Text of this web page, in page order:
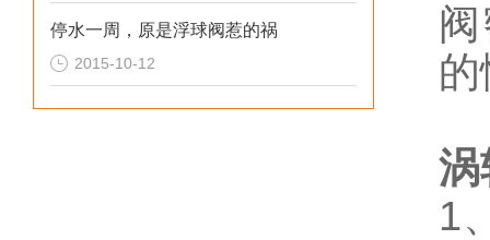
停水一周，原是浮球阀惹的祸
2015-10-12
涡
1